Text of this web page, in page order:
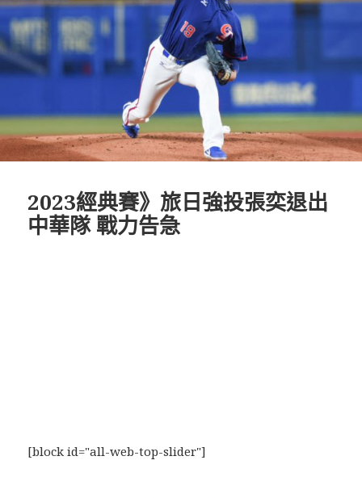
2023經典賽》旅日強投張奕退出
中華隊 戰力告急
[block id="all-web-top-slider"]